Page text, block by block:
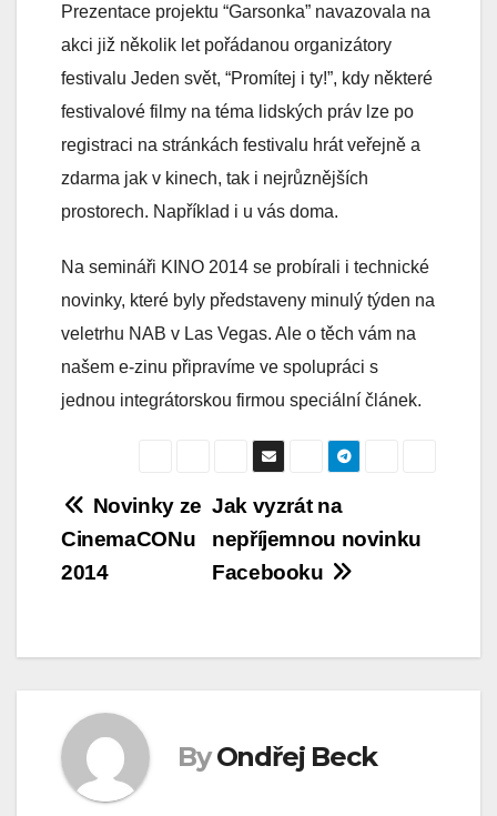
Prezentace projektu “Garsonka” navazovala na
akci již několik let pořádanou organizátory
festivalu Jeden svět, “Promítej i ty!”, kdy některé
festivalové filmy na téma lidských práv lze po
registraci na stránkách festivalu hrát veřejně a
zdarma jak v kinech, tak i nejrůznějších
prostorech. Například i u vás doma.
Na semináři KINO 2014 se probírali i technické
novinky, které byly představeny minulý týden na
veletrhu NAB v Las Vegas. Ale o těch vám na
našem e-zinu připravíme ve spolupráci s
jednou integrátorskou firmou speciální článek.
Navigace
pro
Jak vyzrát na
nepříjemnou novinku
Facebooku
Novinky ze
CinemaCONu
2014
By Ondřej Beck